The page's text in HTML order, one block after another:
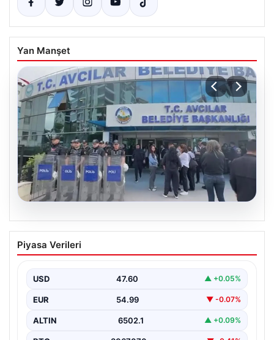
Yan Manşet
Avcılar Belediyesi’ne operasyon. 12
şüpheli gözaltına alındı
Piyasa Verileri
USD 47.60 ▲ +0.05%
EUR 54.99 ▼ -0.07%
ALTIN 6502.1 ▲ +0.09%